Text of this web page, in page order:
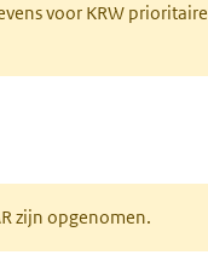
voor KRW prioritaire
zijn opgenomen.